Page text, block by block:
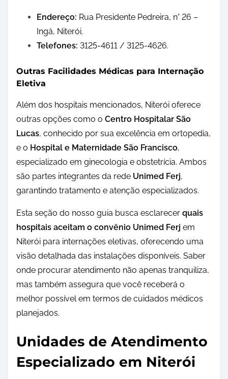
Endereço: Rua Presidente Pedreira, n° 26 –
Ingá, Niterói.
Telefones: 3125-4611 / 3125-4626.
Outras Facilidades Médicas para Internação
Eletiva
Além dos hospitais mencionados, Niterói oferece
outras opções como o Centro Hospitalar São
Lucas, conhecido por sua excelência em ortopedia,
e o Hospital e Maternidade São Francisco,
especializado em ginecologia e obstetrícia. Ambos
são partes integrantes da rede Unimed Ferj,
garantindo tratamento e atenção especializados.
Esta seção do nosso guia busca esclarecer quais
hospitais aceitam o convênio Unimed Ferj em
Niterói para internações eletivas, oferecendo uma
visão detalhada das instalações disponíveis. Saber
onde procurar atendimento não apenas tranquiliza,
mas também assegura que você receberá o
melhor possível em termos de cuidados médicos
planejados.
Unidades de Atendimento
Especializado em Niterói